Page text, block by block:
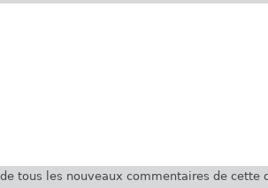
tous les nouveaux commentaires de cette